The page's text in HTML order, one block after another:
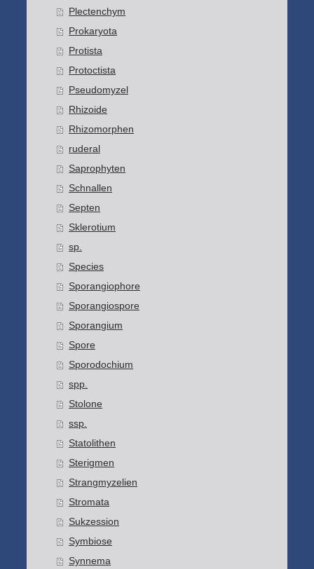
Plectenchym
Prokaryota
Protista
Protoctista
Pseudomyzel
Rhizoide
Rhizomorphen
ruderal
Saprophyten
Schnallen
Septen
Sklerotium
sp.
Species
Sporangiophore
Sporangiospore
Sporangium
Spore
Sporodochium
spp.
Stolone
ssp.
Statolithen
Sterigmen
Strangmyzelien
Stromata
Sukzession
Symbiose
Synnema